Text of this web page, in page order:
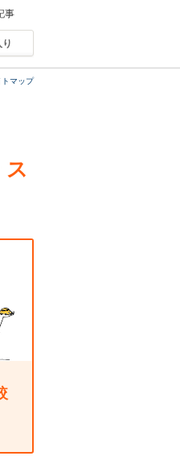
事
トマップ